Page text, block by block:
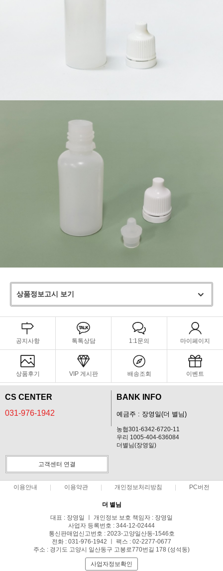
상품정보고시 보기
공지사항 톡톡상담 1:1문의 마이페이지
상품후기 VIP 게시판 배송조회 이벤트
CS CENTER
031-976-1942
BANK INFO
예금주 : 장영일(더 별님)
농협301-6342-6720-11
우리 1005-404-636084
더별님(장영일)
고객센터 연결
이용안내 이용약관 개인정보처리방침 PC버전
더 별님
대표 : 장영일 ㅣ 개인정보 보호 책임자 : 장영일
사업자 등록번호 : 344-12-02444
통신판매업신고번호 : 2023-고양일산동-1546호
전화 : 031-976-1942 ㅣ 팩스 : 02-2277-0677
주소 : 경기도 고양시 일산동구 고봉로770번길 178 (성석동)
사업자정보확인